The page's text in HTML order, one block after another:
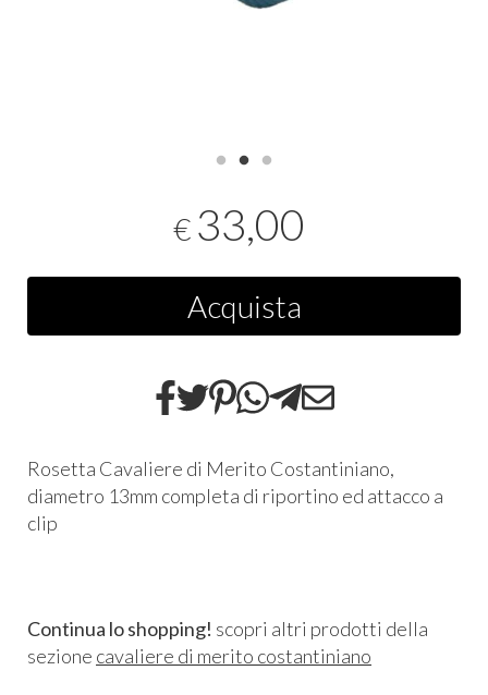
€ 33,00
Acquista
Rosetta Cavaliere di Merito Costantiniano,
diametro 13mm completa di riportino ed attacco a
clip
Continua lo shopping! scopri altri prodotti della
sezione cavaliere di merito costantiniano